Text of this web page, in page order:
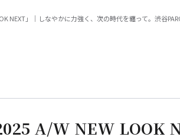
NEXT」｜しなやかに力強く、次の時代を纏って。渋谷
A/W NEW LOOK